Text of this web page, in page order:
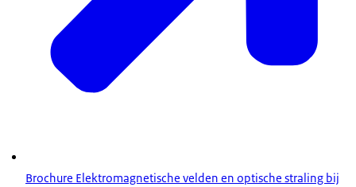
Brochure Elektromagnetische velden en optische straling bij